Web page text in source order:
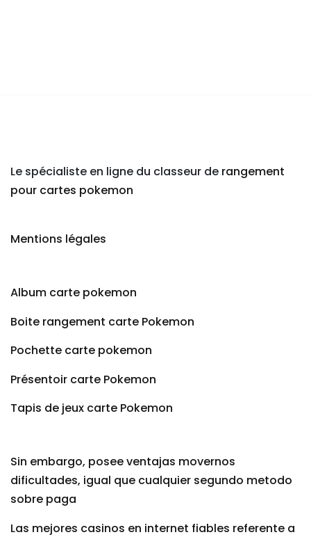
Le spécialiste en ligne du classeur de rangement
pour cartes pokemon
Mentions légales
Album carte pokemon
Boite rangement carte Pokemon
Pochette carte pokemon
Présentoir carte Pokemon
Tapis de jeux carte Pokemon
Sin embargo, posee ventajas movernos
dificultades, igual que cualquier segundo metodo
sobre paga
Las mejores casinos en internet fiables referente a